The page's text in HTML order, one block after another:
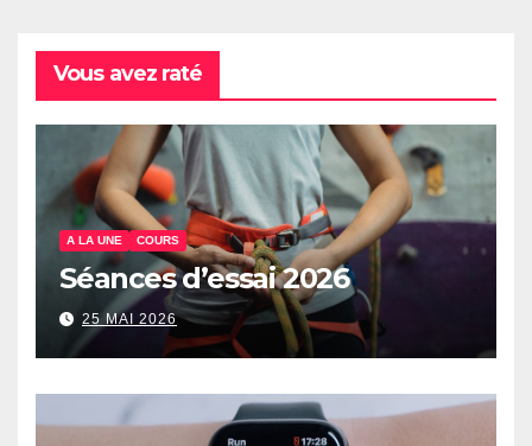
Vous avez raté
A LA UNE COURS
Séances d’essai 2026
25 MAI 2026